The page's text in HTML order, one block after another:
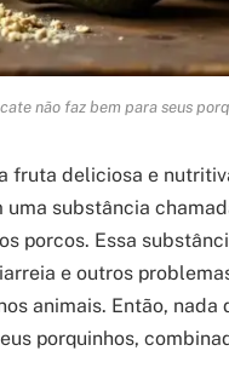
não faz bem para seus
fruta deliciosa e
substância
porcos. Essa
e outros
animais. Então, nada
porquinhos,